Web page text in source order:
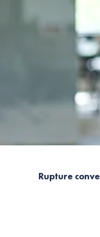
Rupture